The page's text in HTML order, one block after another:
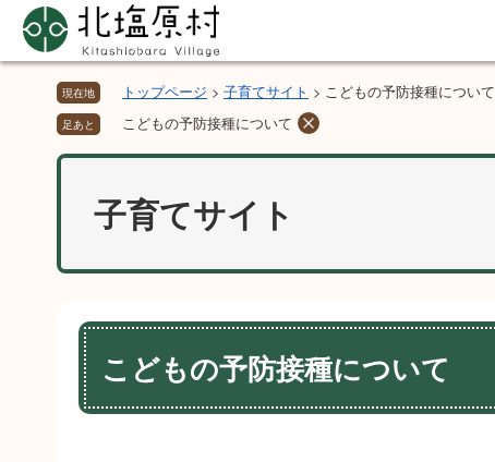
ジ
ュ
現在地 トップページ > 子育てサイト > こどもの予防接種について
足あと こどもの予防接種について
子育てサイト
本
文
こどもの予防接種について